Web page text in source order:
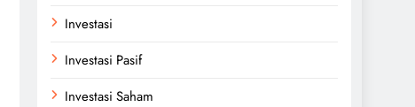
Investasi
Investasi Pasif
Investasi Saham